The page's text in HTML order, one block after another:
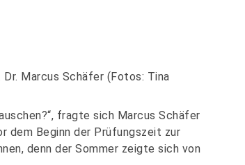
Marcus Schäfer (Fotos: Tina
fragte sich Marcus Schäfer
dem Beginn der Prüfungszeit zur
denn der Sommer zeigte sich von